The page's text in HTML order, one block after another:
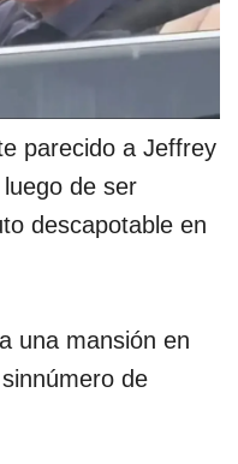
parecido a Jeffrey
de ser
descapotable en
una mansión en
de